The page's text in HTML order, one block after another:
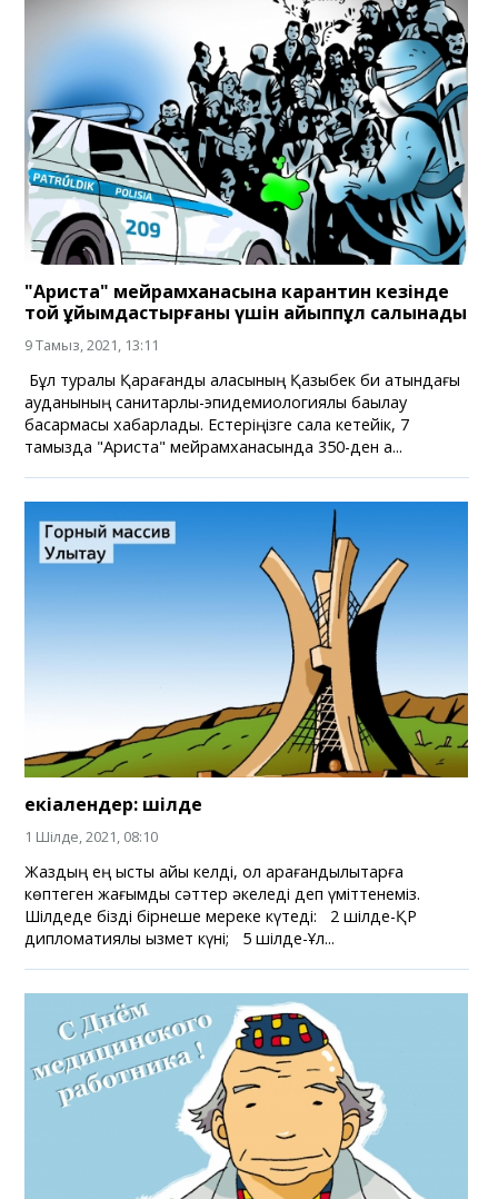
"Ариста" мейрамханасына карантин кезінде
той ұйымдастырғаны үшін айыппұл салынады
9 Тамыз, 2021, 13:11
Бұл туралы Қарағанды қаласының Қазыбек би атындағы
ауданының санитарлық-эпидемиологиялық бақылау
басқармасы хабарлады. Естеріңізге сала кетейік, 7
тамызда "Ариста" мейрамханасында 350-ден а...
екіалендер: шілде
1 Шілде, 2021, 08:10
Жаздың ең ыстық айы келді, ол қарағандылықтарға
көптеген жағымды сәттер әкеледі деп үміттенеміз.
Шілдеде бізді бірнеше мереке күтеді: 2 шілде-ҚР
дипломатиялық қызмет күні; 5 шілде-Ұл...